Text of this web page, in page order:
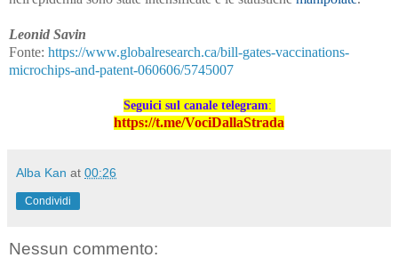
Leonid Savin
Fonte: https://www.globalresearch.ca/bill-gates-vaccinations-
microchips-and-patent-060606/5745007
Seguici sul canale telegram:
https://t.me/VociDallaStrada
Alba Kan at 00:26
Condividi
Nessun commento: